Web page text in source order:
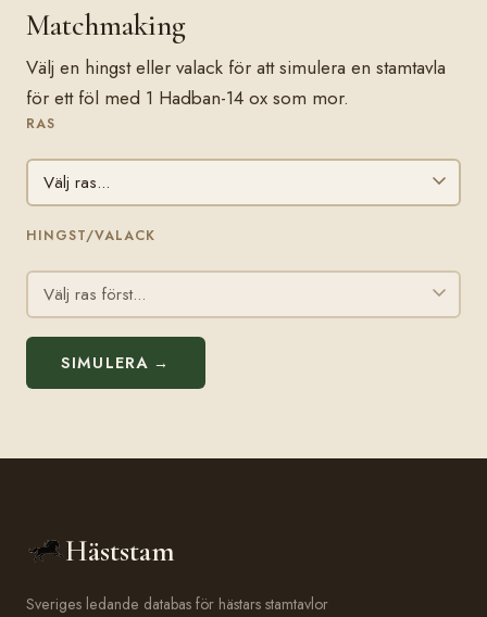
Matchmaking
Välj en hingst eller valack för att simulera en stamtavla
för ett föl med 1 Hadban-14 ox som mor.
RAS
HINGST/VALACK
SIMULERA →
Häststam
Sveriges ledande databas för hästars stamtavlor